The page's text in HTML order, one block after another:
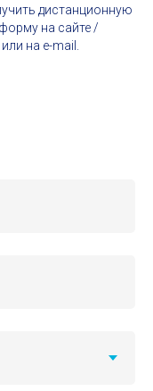
дистанционную
на сайте /
на e-mail.